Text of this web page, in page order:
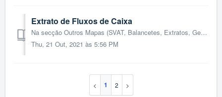
Extrato de Fluxos de Caixa
Na secção Outros Mapas (SVAT, Balancetes, Extratos, Gestão), por acesso à opção de menu Contabilidade > Relatórios, é disponibilizado o acesso a Extrato...
Thu, 21 Out, 2021 às 5:56 PM
1 2